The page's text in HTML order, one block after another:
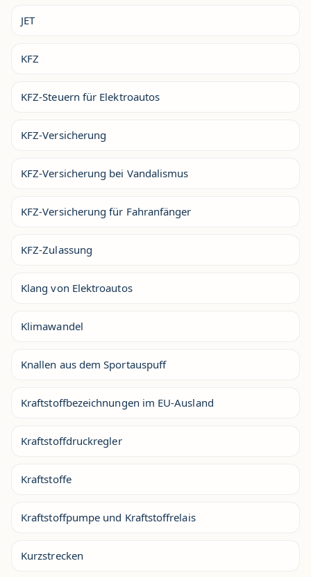
JET
KFZ
KFZ-Steuern für Elektroautos
KFZ-Versicherung
KFZ-Versicherung bei Vandalismus
KFZ-Versicherung für Fahranfänger
KFZ-Zulassung
Klang von Elektroautos
Klimawandel
Knallen aus dem Sportauspuff
Kraftstoffbezeichnungen im EU-Ausland
Kraftstoffdruckregler
Kraftstoffe
Kraftstoffpumpe und Kraftstoffrelais
Kurzstrecken